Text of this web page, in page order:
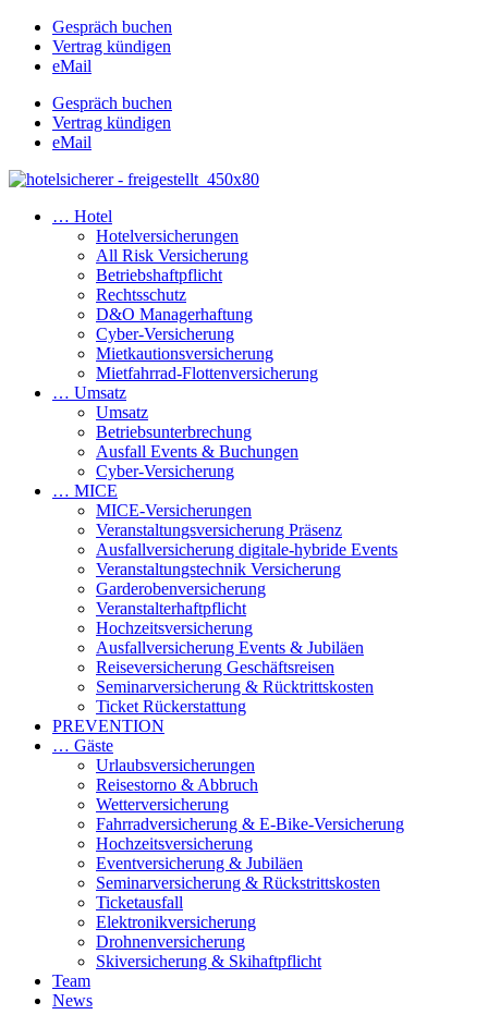
Gespräch buchen
Vertrag kündigen
eMail
Gespräch buchen
Vertrag kündigen
eMail
… Hotel
Hotelversicherungen
All Risk Versicherung
Betriebshaftpflicht
Rechtsschutz
D&O Managerhaftung
Cyber-Versicherung
Mietkautionsversicherung
Mietfahrrad-Flottenversicherung
… Umsatz
Umsatz
Betriebsunterbrechung
Ausfall Events & Buchungen
Cyber-Versicherung
… MICE
MICE-Versicherungen
Veranstaltungsversicherung Präsenz
Ausfallversicherung digitale-hybride Events
Veranstaltungstechnik Versicherung
Garderobenversicherung
Veranstalterhaftpflicht
Hochzeitsversicherung
Ausfallversicherung Events & Jubiläen
Reiseversicherung Geschäftsreisen
Seminarversicherung & Rücktrittskosten
Ticket Rückerstattung
PREVENTION
… Gäste
Urlaubsversicherungen
Reisestorno & Abbruch
Wetterversicherung
Fahrradversicherung & E-Bike-Versicherung
Hochzeitsversicherung
Eventversicherung & Jubiläen
Seminarversicherung & Rückstrittskosten
Ticketausfall
Elektronikversicherung
Drohnenversicherung
Skiversicherung & Skihaftpflicht
Team
News